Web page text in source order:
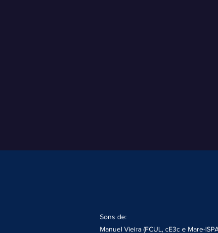
Sons de:
Manuel Vieira (FCUL, cE3c e Mare-